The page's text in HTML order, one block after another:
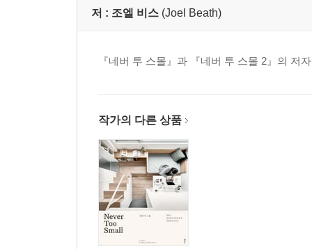
저 : 조엘 비스 (Joel Beath)
『네버 투 스몰』과 『네버 투 스몰 2』의 저
작가의 다른 상품